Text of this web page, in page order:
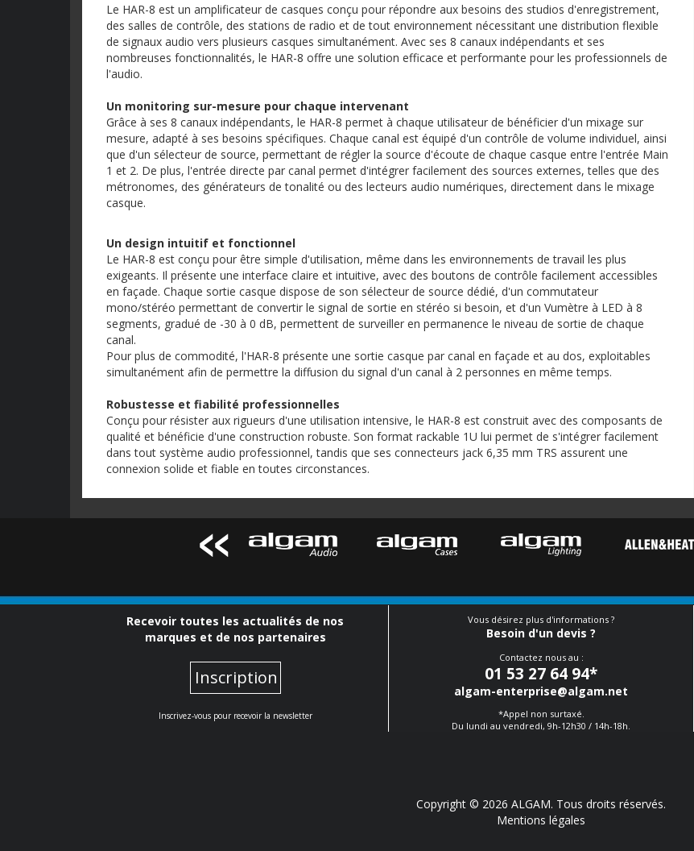
Le HAR-8 est un amplificateur de casques conçu pour répondre aux besoins des studios d'enregistrement,
des salles de contrôle, des stations de radio et de tout environnement nécessitant une distribution flexible
de signaux audio vers plusieurs casques simultanément. Avec ses 8 canaux indépendants et ses
nombreuses fonctionnalités, le HAR-8 offre une solution efficace et performante pour les professionnels de
l'audio.
Un monitoring sur-mesure pour chaque intervenant
Grâce à ses 8 canaux indépendants, le HAR-8 permet à chaque utilisateur de bénéficier d'un mixage sur
mesure, adapté à ses besoins spécifiques. Chaque canal est équipé d'un contrôle de volume individuel, ainsi
que d'un sélecteur de source, permettant de régler la source d'écoute de chaque casque entre l'entrée Main
1 et 2. De plus, l'entrée directe par canal permet d'intégrer facilement des sources externes, telles que des
métronomes, des générateurs de tonalité ou des lecteurs audio numériques, directement dans le mixage
casque.
Un design intuitif et fonctionnel
Le HAR-8 est conçu pour être simple d'utilisation, même dans les environnements de travail les plus
exigeants. Il présente une interface claire et intuitive, avec des boutons de contrôle facilement accessibles
en façade. Chaque sortie casque dispose de son sélecteur de source dédié, d'un commutateur
mono/stéréo permettant de convertir le signal de sortie en stéréo si besoin, et d'un Vumètre à LED à 8
segments, gradué de -30 à 0 dB, permettent de surveiller en permanence le niveau de sortie de chaque
canal.
Pour plus de commodité, l'HAR-8 présente une sortie casque par canal en façade et au dos, exploitables
simultanément afin de permettre la diffusion du signal d'un canal à 2 personnes en même temps.
Robustesse et fiabilité professionnelles
Conçu pour résister aux rigueurs d'une utilisation intensive, le HAR-8 est construit avec des composants de
qualité et bénéficie d'une construction robuste. Son format rackable 1U lui permet de s'intégrer facilement
dans tout système audio professionnel, tandis que ses connecteurs jack 6,35 mm TRS assurent une
connexion solide et fiable en toutes circonstances.
Recevoir toutes les actualités de nos
marques et de nos partenaires
Inscription
Inscrivez-vous pour recevoir la newsletter
Vous désirez plus d'informations ?
Besoin d'un devis ?
Contactez nous au :
01 53 27 64 94*
algam-enterprise@algam.net
*Appel non surtaxé.
Du lundi au vendredi, 9h-12h30 / 14h-18h.
Copyright © 2026 ALGAM. Tous droits réservés.
Mentions légales